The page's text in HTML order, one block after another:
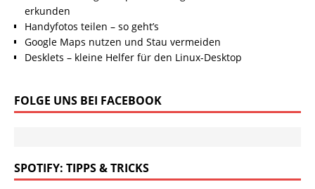
erkunden
Handyfotos teilen – so geht’s
Google Maps nutzen und Stau vermeiden
Desklets – kleine Helfer für den Linux-Desktop
FOLGE UNS BEI FACEBOOK
SPOTIFY: TIPPS & TRICKS